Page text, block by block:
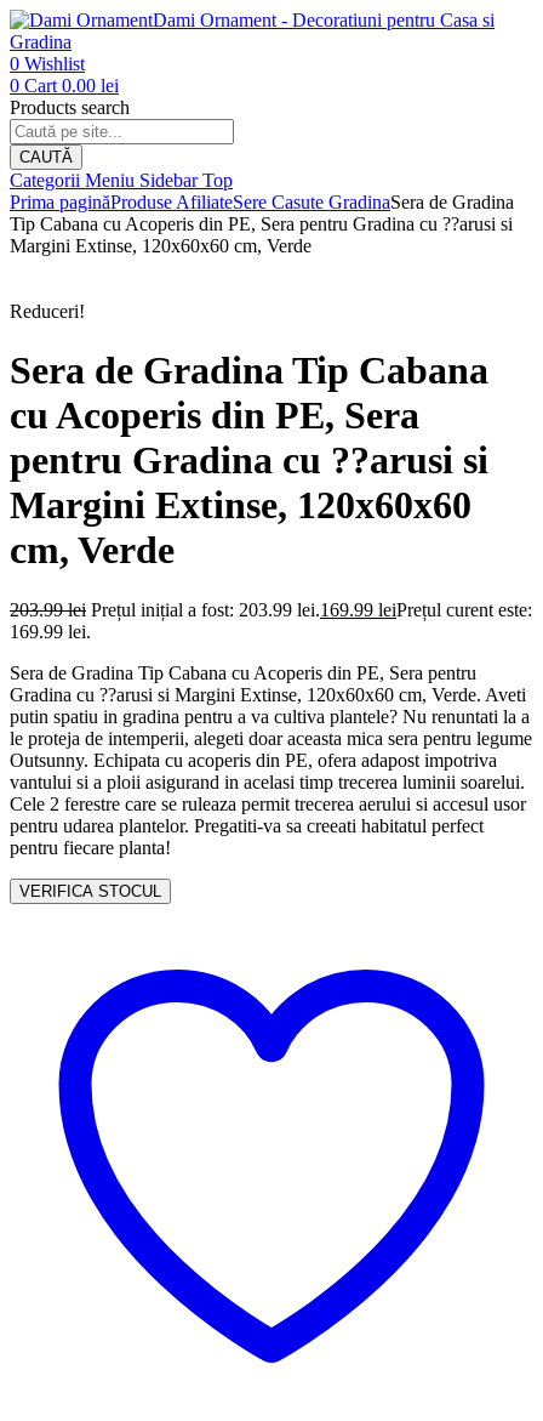
Dami Ornament - Decoratiuni pentru Casa si
Gradina
0 Wishlist
0 Cart 0.00 lei
Products search
CAUTĂ
Categorii Meniu Sidebar Top
Prima paginăProduse AfiliateSere Casute GradinaSera de Gradina
Tip Cabana cu Acoperis din PE, Sera pentru Gradina cu ??arusi si
Margini Extinse, 120x60x60 cm, Verde
Reduceri!
Sera de Gradina Tip Cabana
cu Acoperis din PE, Sera
pentru Gradina cu ??arusi si
Margini Extinse, 120x60x60
cm, Verde
203.99lei Prețul inițial a fost: 203.99 lei.169.99 leiPrețul curent este:
169.99 lei.
Sera de Gradina Tip Cabana cu Acoperis din PE, Sera pentru
Gradina cu ??arusi si Margini Extinse, 120x60x60 cm, Verde. Aveti
putin spatiu in gradina pentru a va cultiva plantele? Nu renuntati la a
le proteja de intemperii, alegeti doar aceasta mica sera pentru legume
Outsunny. Echipata cu acoperis din PE, ofera adapost impotriva
vantului si a ploii asigurand in acelasi timp trecerea luminii soarelui.
Cele 2 ferestre care se ruleaza permit trecerea aerului si accesul usor
pentru udarea plantelor. Pregatiti-va sa creeati habitatul perfect
pentru fiecare planta!
VERIFICA STOCUL